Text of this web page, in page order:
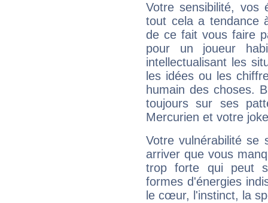
Votre sensibilité,
tout cela a tendance
de ce fait vous faire
pour un joueur
intellectualisant les
les idées ou les
humain des choses.
toujours sur ses
Mercurien et votre
Votre vulnérabilité se
arriver que vous
trop forte qui peut
formes d'énergies
le cœur, l'instinct, la